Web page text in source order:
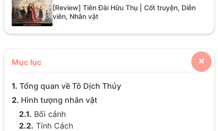
[Review] Tiên Đài Hữu Thụ | Cốt truyện, Diễn
viên, Nhân vật
✕
Mục lục
1. Tổng quan về Tô Dịch Thủy
2. Hình tượng nhân vật
2.1. Bối cảnh
2.2. Tính Cách